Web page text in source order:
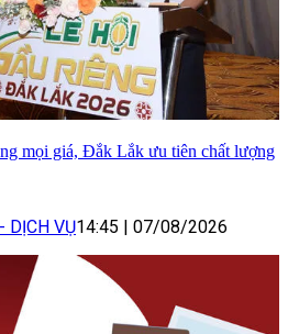
mọi giá, Đắk Lắk ưu tiên chất lượng
DỊCH VỤ14:45 | 07/08/2026